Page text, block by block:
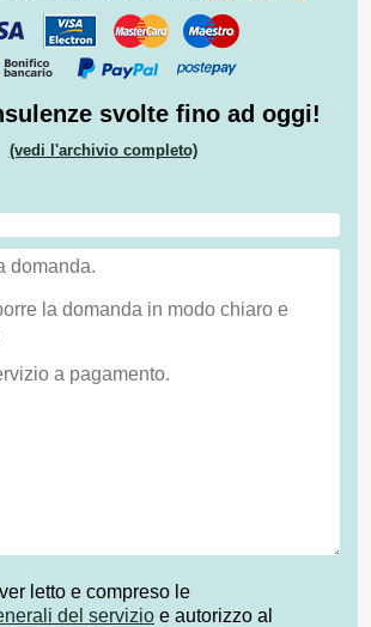
svolte fino ad oggi!
(vedi l'archivio completo)
letto e compreso le
del servizio e autorizzo al